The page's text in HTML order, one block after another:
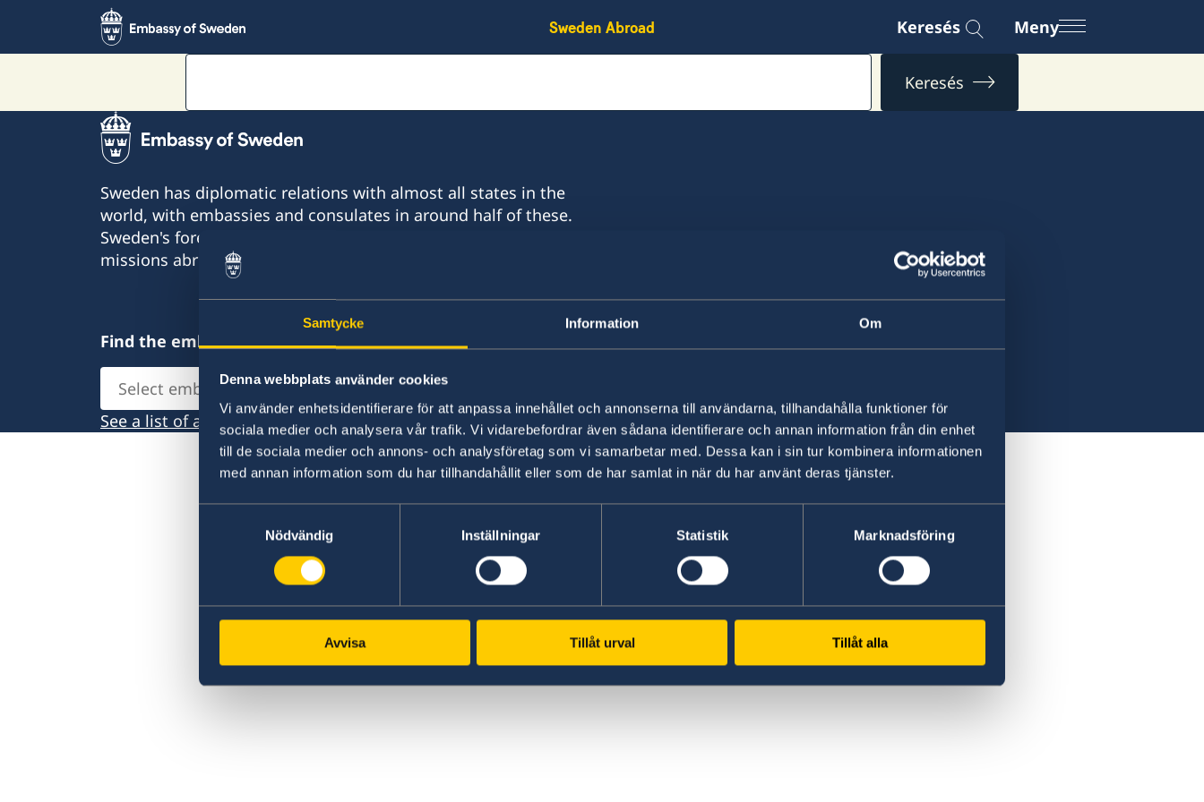
Samtycke Information Om
Denna webbplats använder cookies
Vi använder enhetsidentifierare för att anpassa innehållet och annonserna till användarna, tillhandahålla funktioner för
sociala medier och analysera vår trafik. Vi vidarebefordrar även sådana identifierare och annan information från din enhet
till de sociala medier och annons- och analysföretag som vi samarbetar med. Dessa kan i sin tur kombinera informationen
med annan information som du har tillhandahållit eller som de har samlat in när du har använt deras tjänster.
Nödvändig
Inställningar Statistik Marknadsföring
Avvisa Tillåt urval Tillåt alla
Sweden Abroad Keresés Meny
Keresés
Sweden has diplomatic relations with almost all states in the
world, with embassies and consulates in around half of these.
Sweden's foreign representation consists of approximately 100
missions abroad and 350 honorary consulates.
Find the embassy you are looking for:
Select
embassy
See a list of all embassies here